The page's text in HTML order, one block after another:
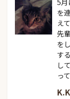
5月
を
え
先
を
す
し
っ